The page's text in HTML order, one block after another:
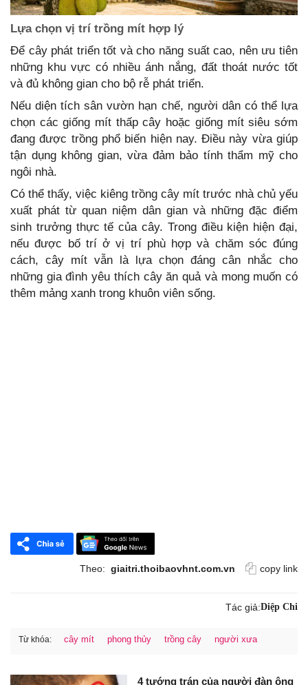
Lựa chọn vị trí trồng mít hợp lý
Để cây phát triển tốt và cho năng suất cao, nên ưu tiên
những khu vực có nhiều ánh nắng, đất thoát nước tốt
và đủ không gian cho bộ rễ phát triển.
Nếu diện tích sân vườn hạn chế, người dân có thể lựa
chọn các giống mít thấp cây hoặc giống mít siêu sớm
đang được trồng phổ biến hiện nay. Điều này vừa giúp
tận dụng không gian, vừa đảm bảo tính thẩm mỹ cho
ngôi nhà.
Có thể thấy, việc kiêng trồng cây mít trước nhà chủ yếu
xuất phát từ quan niệm dân gian và những đặc điểm
sinh trưởng thực tế của cây. Trong điều kiện hiện đại,
nếu được bố trí ở vị trí phù hợp và chăm sóc đúng
cách, cây mít vẫn là lựa chọn đáng cân nhắc cho
những gia đình yêu thích cây ăn quả và mong muốn có
thêm mảng xanh trong khuôn viên sống.
Theo: giaitri.thoibaovhnt.com.vn copy link
Tác giả:Diệp Chi
Từ khóa: cây mít phong thủy trồng cây người xưa
4 tướng trán của người đàn ông